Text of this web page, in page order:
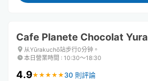
Cafe Planete Chocolat
从Yūrakuchō站步行0分钟。
本日營業時間 : 10:30〜18:30
4.9★ ★ ★ ★ ★
★ ★ ★ ★ ★ 30 則評論